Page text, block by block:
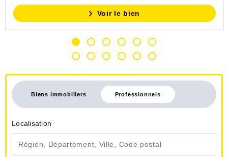
Voir le bien
Biens immobiliers Professionnels
Localisation